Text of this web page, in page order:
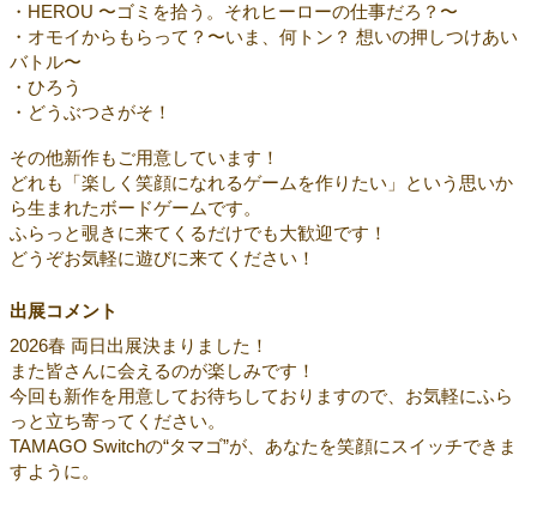
・HEROU 〜ゴミを拾う。それヒーローの仕事だろ？〜
・オモイからもらって？〜いま、何トン？ 想いの押しつけあい
バトル〜
・ひろう
・どうぶつさがそ！
その他新作もご用意しています！
どれも「楽しく笑顔になれるゲームを作りたい」という思いか
ら生まれたボードゲームです。
ふらっと覗きに来てくるだけでも大歓迎です！
どうぞお気軽に遊びに来てください！
出展コメント
2026春 両日出展決まりました！
また皆さんに会えるのが楽しみです！
今回も新作を用意してお待ちしておりますので、お気軽にふら
っと立ち寄ってください。
TAMAGO Switchの“タマゴ”が、あなたを笑顔にスイッチできま
すように。